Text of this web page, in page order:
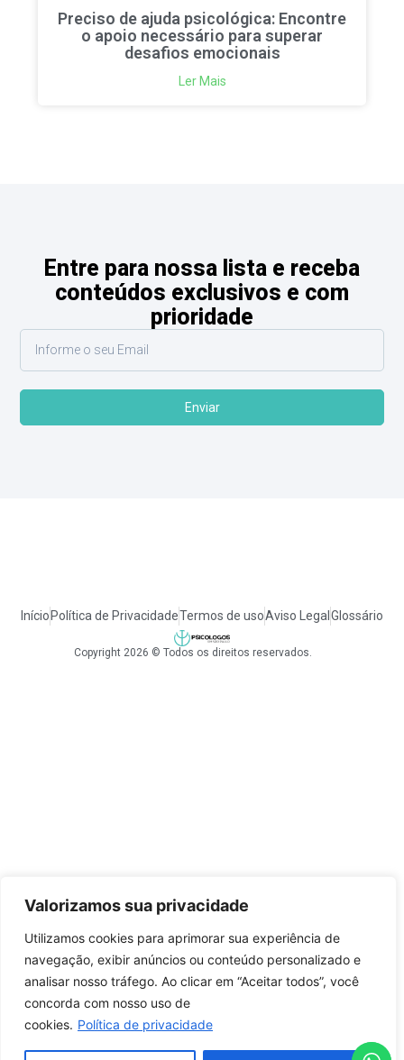
Valorizamos sua privacidade
Utilizamos cookies para aprimorar sua experiência de
navegação, exibir anúncios ou conteúdo personalizado e
analisar nosso tráfego. Ao clicar em “Aceitar todos”, você
concorda com nosso uso de
cookies. Política de privacidade
Preciso de ajuda psicológica: Encontre
o apoio necessário para superar
desafios emocionais
Ler Mais
Entre para nossa lista e receba
conteúdos exclusivos e com
prioridade
Enviar
Início Política de PrivacidadeTermos de usoAviso Legal Glossário
Copyright 2026 © Todos os direitos reservados.